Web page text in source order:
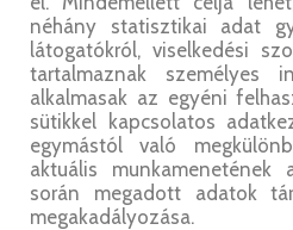
néhány statisztikai adat
látogatókról, viselkedési
tartalmaznak személyes
alkalmasak az egyéni
sütikkel kapcsolatos
egymástól való
aktuális munkamenetének
során megadott adatok
megakadályozása.